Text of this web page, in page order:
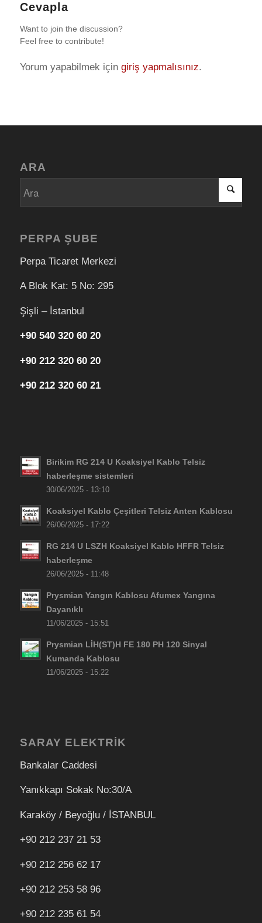
Cevapla
Want to join the discussion?
Feel free to contribute!
Yorum yapabilmek için giriş yapmalısınız.
ARA
PERPA ŞUBE
Perpa Ticaret Merkezi
A Blok Kat: 5 No: 295
Şişli – İstanbul
+90 540 320 60 20
+90 212 320 60 20
+90 212 320 60 21
Birikim RG 214 U Koaksiyel Kablo Telsiz
haberleşme sistemleri
30/06/2025 - 13:10
Koaksiyel Kablo Çeşitleri Telsiz Anten Kablosu
26/06/2025 - 17:22
RG 214 U LSZH Koaksiyel Kablo HFFR Telsiz
haberleşme
26/06/2025 - 11:48
Prysmian Yangın Kablosu Afumex Yangına
Dayanıklı
11/06/2025 - 15:51
Prysmian LİH(ST)H FE 180 PH 120 Sinyal
Kumanda Kablosu
11/06/2025 - 15:22
SARAY ELEKTRİK
Bankalar Caddesi
Yanıkkapı Sokak No:30/A
Karaköy / Beyoğlu / İSTANBUL
+90 212 237 21 53
+90 212 256 62 17
+90 212 253 58 96
+90 212 235 61 54